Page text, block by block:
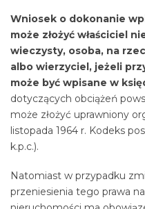
Wniosek o dokonanie
może złożyć właściciel
wieczysty, osoba, na
albo wierzyciel, jeżeli
może być wpisane w
dotyczących obciążeń
może złożyć uprawniony
listopada 1964 r. Kodeks
k.p.c.).
Natomiast w przypadku
przeniesienia tego prawa